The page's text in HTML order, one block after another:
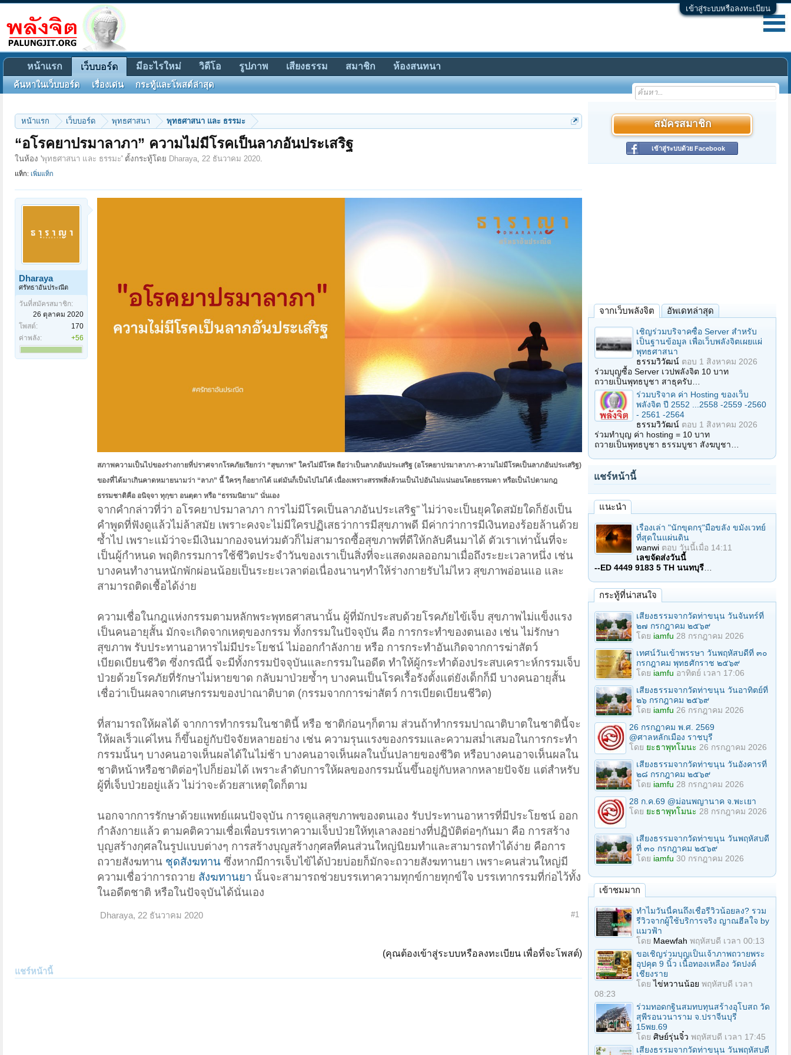
เข้าสู่ระบบหรือลงทะเบียน
หน้าแรก เว็บบอร์ด พุทธศาสนา พุทธศาสนา และ ธรรมะ
“อโรคยาปรมาลาภา” ความไม่มีโรคเป็นลาภอันประเสริฐ
ในห้อง 'พุทธศาสนา และ ธรรมะ' ตั้งกระทู้โดย Dharaya, 22 ธันวาคม 2020.
แท็ก: เพิ่มแท็ก
Dharaya
ศรัทธาอันประณีต
วันที่สมัครสมาชิก:
26 ตุลาคม 2020
โพสต์:
170
ค่าพลัง:
+56
สภาพความเป็นไปของร่างกายที่ปราศจากโรคภัยเรียกว่า “สุขภาพ” ใครไม่มีโรค ถือว่าเป็นลาภอันประเสริฐ (อโรคยาปรมาลาภา-ความไม่มีโรคเป็นลาภอันประเสริฐ)
ของที่ได้มาเกินคาดหมายนามว่า “ลาภ” นี้ ใครๆ ก็อยากได้ แต่มันก็เป็นไปไม่ได้ เนื่องเพราะสรรพสิ่งล้วนเป็นไปอันไม่แน่นอนโดยธรรมดา หรือเป็นไปตามกฎ
ธรรมชาติคือ อนิจฺจา ทุกฺขา อนตฺตา หรือ “ธรรมนิยาม” นั่นเอง
จากคำกล่าวที่ว่า อโรคยาปรมาลาภา การไม่มีโรคเป็นลาภอันประเสริฐ” ไม่ว่าจะเป็นยุคใดสมัยใดก็ยังเป็น
คำพูดที่ฟังดูแล้วไม่ล้าสมัย เพราะคงจะไม่มีใครปฏิเสธว่าการมีสุขภาพดี มีค่ากว่าการมีเงินทองร้อยล้านด้วย
ซ้ำไป เพราะแม้ว่าจะมีเงินมากองจนท่วมตัวก็ไม่สามารถซื้อสุขภาพที่ดีให้กลับคืนมาได้ ตัวเราเท่านั้นที่จะ
เป็นผู้กำหนด พฤติกรรมการใช้ชีวิตประจำวันของเราเป็นสิ่งที่จะแสดงผลออกมาเมื่อถึงระยะเวลาหนึ่ง เช่น
บางคนทำงานหนักพักผ่อนน้อยเป็นระยะเวลาต่อเนื่องนานๆทำให้ร่างกายรับไม่ไหว สุขภาพอ่อนแอ และ
สามารถติดเชื้อได้ง่าย
ความเชื่อในกฎแห่งกรรมตามหลักพระพุทธศาสนานั้น ผู้ที่มักประสบด้วยโรคภัยไข้เจ็บ สุขภาพไม่แข็งแรง
เป็นคนอายุสั้น มักจะเกิดจากเหตุของกรรม ทั้งกรรมในปัจจุบัน คือ การกระทำของตนเอง เช่น ไม่รักษา
สุขภาพ รับประทานอาหารไม่มีประโยชน์ ไม่ออกกำลังกาย หรือ การกระทำอันเกิดจากการฆ่าสัตว์
เบียดเบียนชีวิต ซึ่งกรณีนี้ จะมีทั้งกรรมปัจจุบันและกรรมในอดีต ทำให้ผู้กระทำต้องประสบเคราะห์กรรมเจ็บ
ป่วยด้วยโรคภัยที่รักษาไม่หายขาด กลับมาป่วยซ้ำๆ บางคนเป็นโรคเรื้อรังตั้งแต่ยังเด็กก็มี บางคนอายุสั้น
เชื่อว่าเป็นผลจากเศษกรรมของปาณาติบาต (กรรมจากการฆ่าสัตว์ การเบียดเบียนชีวิต)
ที่สามารถให้ผลได้ จากการทำกรรมในชาตินี้ หรือ ชาติก่อนๆก็ตาม ส่วนถ้าทำกรรมปาณาติบาตในชาตินี้จะ
ให้ผลเร็วแค่ไหน ก็ขึ้นอยู่กับปัจจัยหลายอย่าง เช่น ความรุนแรงของกรรมและความสม่ำเสมอในการกระทำ
กรรมนั้นๆ บางคนอาจเห็นผลได้ในไม่ช้า บางคนอาจเห็นผลในบั้นปลายของชีวิต หรือบางคนอาจเห็นผลใน
ชาติหน้าหรือชาติต่อๆไปก็ย่อมได้ เพราะลำดับการให้ผลของกรรมนั้นขึ้นอยู่กับหลากหลายปัจจัย แต่สำหรับ
ผู้ที่เจ็บป่วยอยู่แล้ว ไม่ว่าจะด้วยสาเหตุใดก็ตาม
นอกจากการรักษาด้วยแพทย์แผนปัจจุบัน การดูแลสุขภาพของตนเอง รับประทานอาหารที่มีประโยชน์ ออก
กำลังกายแล้ว ตามคติความเชื่อเพื่อบรรเทาความเจ็บป่วยให้ทุเลาลงอย่างที่ปฏิบัติต่อๆกันมา คือ การสร้าง
บุญสร้างกุศลในรูปแบบต่างๆ การสร้างบุญสร้างกุศลที่คนส่วนใหญ่นิยมทำและสามารถทำได้ง่าย คือการ
ถวายสังฆทาน ชุดสังฆทาน ซึ่งหากมีการเจ็บไข้ได้ป่วยบ่อยก็มักจะถวายสังฆทานยา เพราะคนส่วนใหญ่มี
ความเชื่อว่าการถวาย สังฆทานยา นั้นจะสามารถช่วยบรรเทาความทุกข์กายทุกข์ใจ บรรเทากรรมที่ก่อไว้ทั้ง
ในอดีตชาติ หรือในปัจจุบันได้นั่นเอง
Dharaya, 22 ธันวาคม 2020 #1
(คุณต้องเข้าสู่ระบบหรือลงทะเบียน เพื่อที่จะโพสต์)
แชร์หน้านี้
สมัครสมาชิก
เข้าสู่ระบบด้วย Facebook
จากเว็บพลังจิต อัพเดทล่าสุด
เชิญร่วมบริจาคซื้อ Server สำหรับ
เป็นฐานข้อมูล เพื่อเว็บพลังจิตเผยแผ่
พุทธศาสนา
ธรรมวิวัฒน์ ตอบ 1 สิงหาคม 2026
ร่วมบุญซื้อ Server เวปพลังจิต 10 บาท
ถวายเป็นพุทธบูชา สาธุครับ…
ร่วมบริจาค ค่า Hosting ของเว็บ
พลังจิต ปี 2552 ...2558 -2559 -2560
- 2561 -2564
ธรรมวิวัฒน์ ตอบ 1 สิงหาคม 2026
ร่วมทำบุญ ค่า hosting = 10 บาท
ถวายเป็นพุทธบูชา ธรรมบูชา สังฆบูชา…
แชร์หน้านี้
แนะนำ
เรื่องเล่า "นักขุดกรุ"มือขลัง ขมังเวทย์
ที่สุดในแผ่นดิน
wanwi ตอบ วันนี้เมื่อ 14:11
เลขจัดส่งวันนี้
--ED 4449 9183 5 TH นนทบุรี
กระทู้ที่น่าสนใจ
เสียงธรรมจากวัดท่าขนุน วันจันทร์ที่
๒๗ กรกฎาคม ๒๕๖๙
โดย iamfu 28 กรกฎาคม 2026
เทศน์วันเข้าพรรษา วันพฤหัสบดีที่ ๓๐
กรกฎาคม พุทธศักราช ๒๕๖๙
โดย iamfu อาทิตย์ เวลา 17:06
เสียงธรรมจากวัดท่าขนุน วันอาทิตย์ที่
๒๖ กรกฎาคม ๒๕๖๙
โดย iamfu 26 กรกฎาคม 2026
26 กรกฏาคม พ.ศ. 2569
@ศาลหลักเมือง ราชบุรี
โดย ยะธาพุทโมนะ 26 กรกฎาคม 2026
เสียงธรรมจากวัดท่าขนุน วันอังคารที่
๒๘ กรกฎาคม ๒๕๖๙
โดย iamfu 28 กรกฎาคม 2026
28 ก.ค.69 @ม่อนพญานาค จ.พะเยา
โดย ยะธาพุทโมนะ 28 กรกฎาคม 2026
เสียงธรรมจากวัดท่าขนุน วันพฤหัสบดี
ที่ ๓๐ กรกฎาคม ๒๕๖๙
โดย iamfu 30 กรกฎาคม 2026
เข้าชมมาก
ทำไมวันนี้คนถึงเชื่อรีวิวน้อยลง? รวม
รีวิวจากผู้ใช้บริการจริง ญาณฮีลใจ by
แมวฟ้า
โดย Maewfah พฤหัสบดี เวลา 00:13
ขอเชิญร่วมบุญเป็นเจ้าภาพถวายพระ
อุปคุต 9 นิ้ว เนื้อทองเหลือง วัดปงค์
เชียงราย
โดยไข่หวานน้อย พฤหัสบดี เวลา
08:23
ร่วมทอดกฐินสมทบทุนสร้างอุโบสถ วัด
สุพีรอนวนาราม จ.ปราจีนบุรี
15พย.69
โดย ศิษย์รุ่นจิ๋ว พฤหัสบดี เวลา 17:45
เสียงธรรมจากวัดท่าขนุน วันพฤหัสบดี
หน้าแรก เว็บบอร์ด
ค้นหาในเว็บบอร์ด เรื่องเด่น กระทู้และโพสต์ล่าสุด
มีอะไรใหม่ วิดีโอ รูปภาพ เสียงธรรม สมาชิก ห้องสนทนา